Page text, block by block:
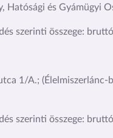
Hatósági és Gyámügyi
szerinti összege:
1/A.;
szerinti összege: